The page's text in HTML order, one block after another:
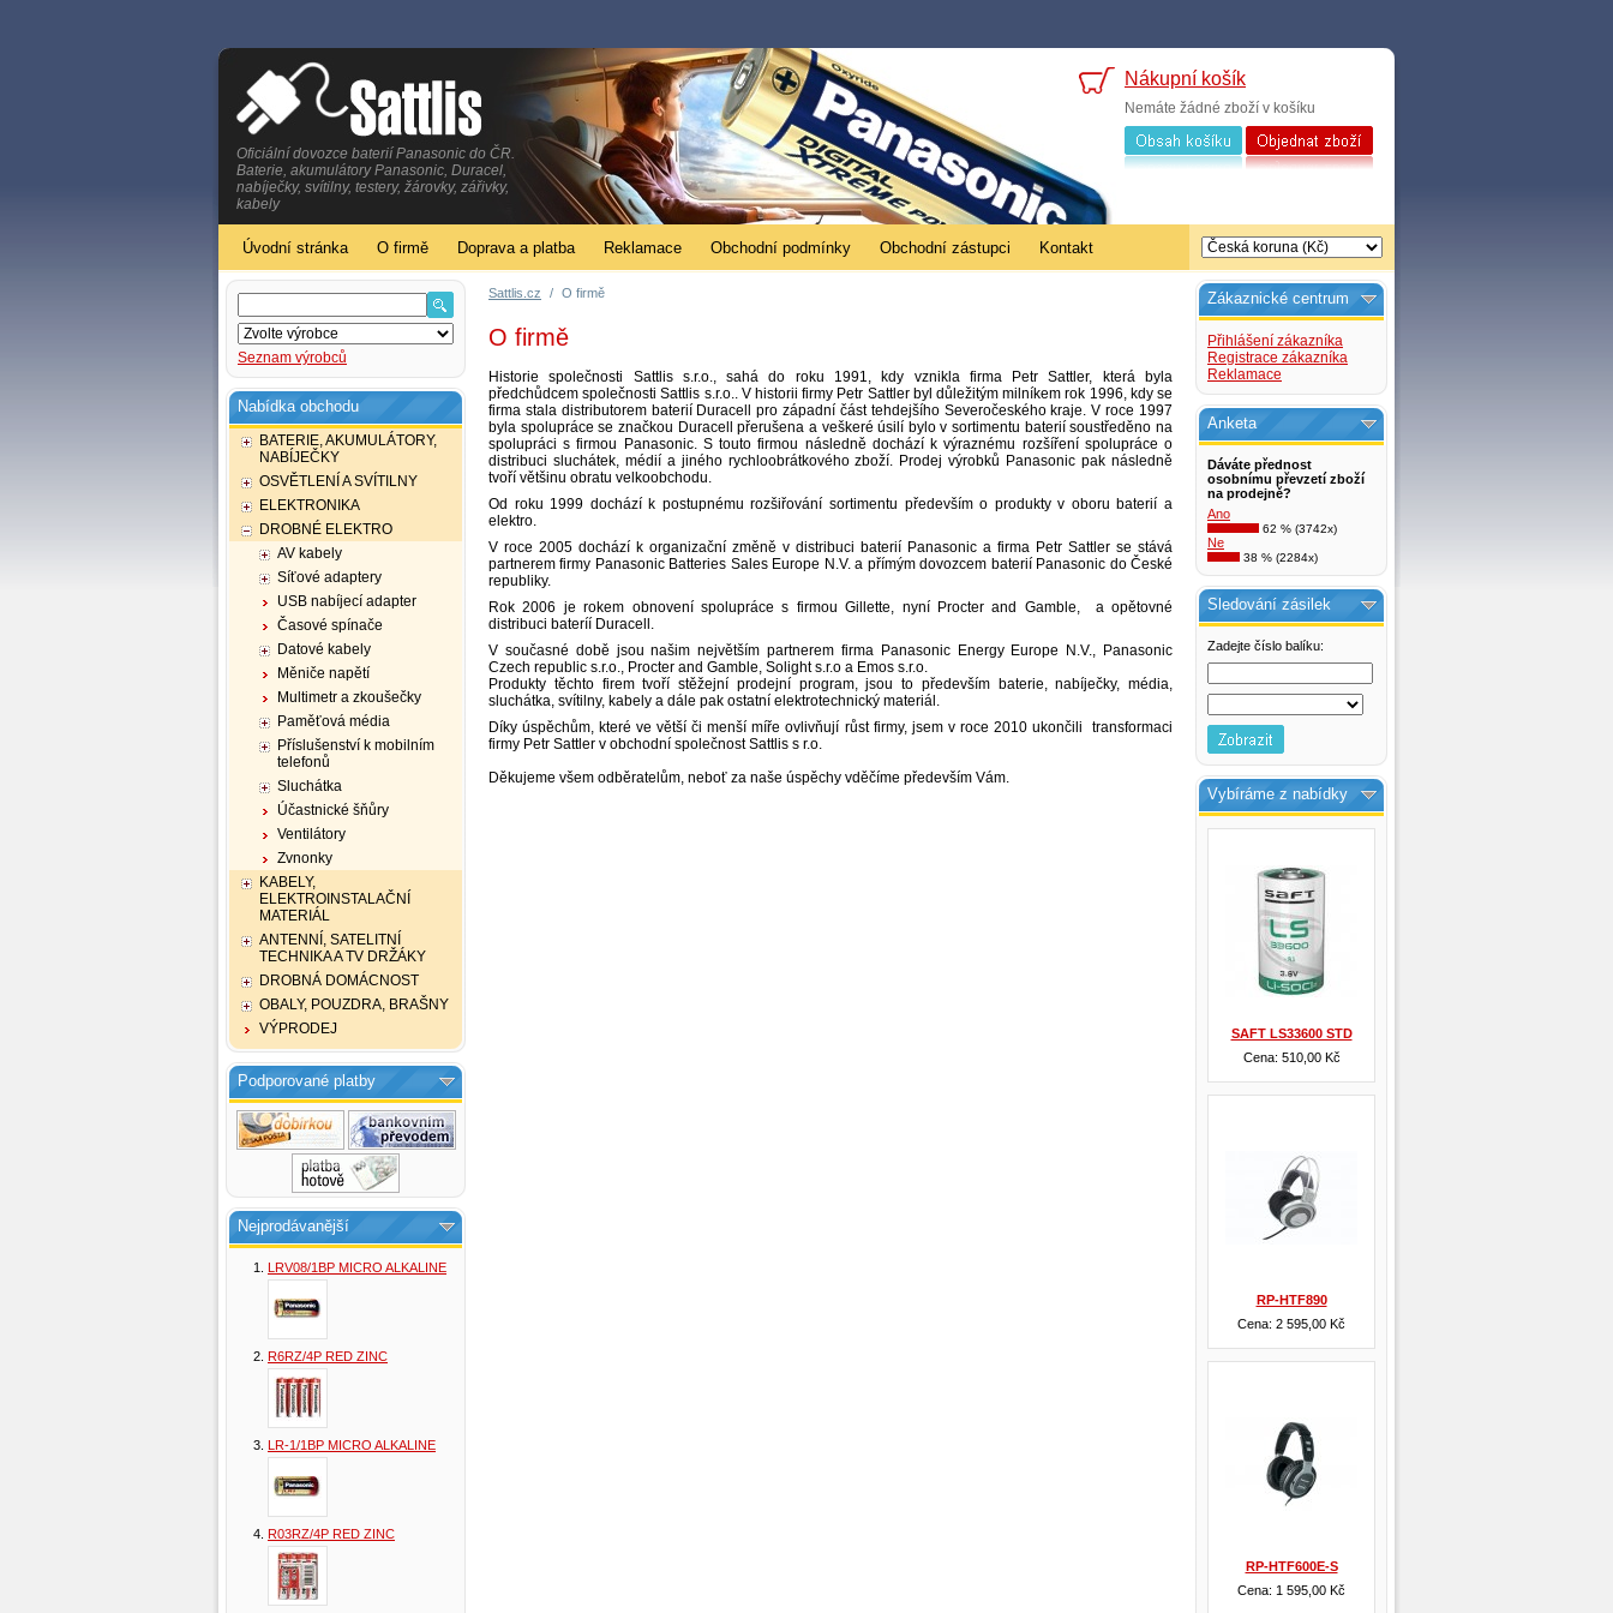
Oficiální dovozce baterií Panasonic do ČR.
Baterie, akumulátory Panasonic, Duracel,
nabíječky, svítilny, testery, žárovky, zářivky,
kabely
Nákupní košík
Nemáte žádné zboží v košíku
Úvodní stránka O firmě Doprava a platba Reklamace Obchodní podmínky Obchodní zástupci Kontakt
Seznam výrobců
Nabídka obchodu
BATERIE, AKUMULÁTORY,
NABÍJEČKY
OSVĚTLENÍ A SVÍTILNY
ELEKTRONIKA
DROBNÉ ELEKTRO
AV kabely
Síťové adaptery
USB nabíjecí adapter
Časové spínače
Datové kabely
Měniče napětí
Multimetr a zkoušečky
Paměťová média
Příslušenství k mobilním
telefonů
Sluchátka
Účastnické šňůry
Ventilátory
Zvnonky
KABELY,
ELEKTROINSTALAČNÍ
MATERIÁL
ANTENNÍ, SATELITNÍ
TECHNIKA A TV DRŽÁKY
DROBNÁ DOMÁCNOST
OBALY, POUZDRA, BRAŠNY
VÝPRODEJ
Podporované platby
Nejprodávanější
LRV08/1BP MICRO ALKALINE
R6RZ/4P RED ZINC
LR-1/1BP MICRO ALKALINE
R03RZ/4P RED ZINC
Sattlis.cz / O firmě
O firmě
Historie společnosti Sattlis s.r.o., sahá do roku 1991, kdy vznikla firma Petr Sattler, která byla
předchůdcem společnosti Sattlis s.r.o.. V historii firmy Petr Sattler byl důležitým milníkem rok 1996, kdy se
firma stala distributorem baterií Duracell pro západní část tehdejšího Severočeského kraje. V roce 1997
byla spolupráce se značkou Duracell přerušena a veškeré úsilí bylo v sortimentu baterií soustředěno na
spolupráci s firmou Panasonic. S touto firmou následně dochází k výraznému rozšíření spolupráce o
distribuci sluchátek, médií a jiného rychloobrátkového zboží. Prodej výrobků Panasonic pak následně
tvoří většinu obratu velkoobchodu.
Od roku 1999 dochází k postupnému rozšiřování sortimentu především o produkty v oboru baterií a
elektro.
V roce 2005 dochází k organizační změně v distribuci baterií Panasonic a firma Petr Sattler se stává
partnerem firmy Panasonic Batteries Sales Europe N.V. a přímým dovozcem baterií Panasonic do České
republiky.
Rok 2006 je rokem obnovení spolupráce s firmou Gillette, nyní Procter and Gamble, a opětovné
distribuci bateríí Duracell.
V současné době jsou našim největším partnerem firma Panasonic Energy Europe N.V., Panasonic
Czech republic s.r.o., Procter and Gamble, Solight s.r.o a Emos s.r.o.
Produkty těchto firem tvoří stěžejní prodejní program, jsou to především baterie, nabíječky, média,
sluchátka, svítilny, kabely a dále pak ostatní elektrotechnický materiál.
Díky úspěchům, které ve větší či menší míře ovlivňují růst firmy, jsem v roce 2010 ukončili transformaci
firmy Petr Sattler v obchodní společnost Sattlis s r.o.
Děkujeme všem odběratelům, neboť za naše úspěchy vděčíme především Vám.
Zákaznické centrum
Přihlášení zákazníka
Registrace zákazníka
Reklamace
Anketa
Dáváte přednost
osobnímu převzetí zboží
na prodejně?
Ano
62 % (3742x)
Ne
38 % (2284x)
Sledování zásilek
Zadejte číslo balíku:
Vybíráme z nabídky
SAFT LS33600 STD
Cena: 510,00 Kč
RP-HTF890
Cena: 2 595,00 Kč
RP-HTF600E-S
Cena: 1 595,00 Kč